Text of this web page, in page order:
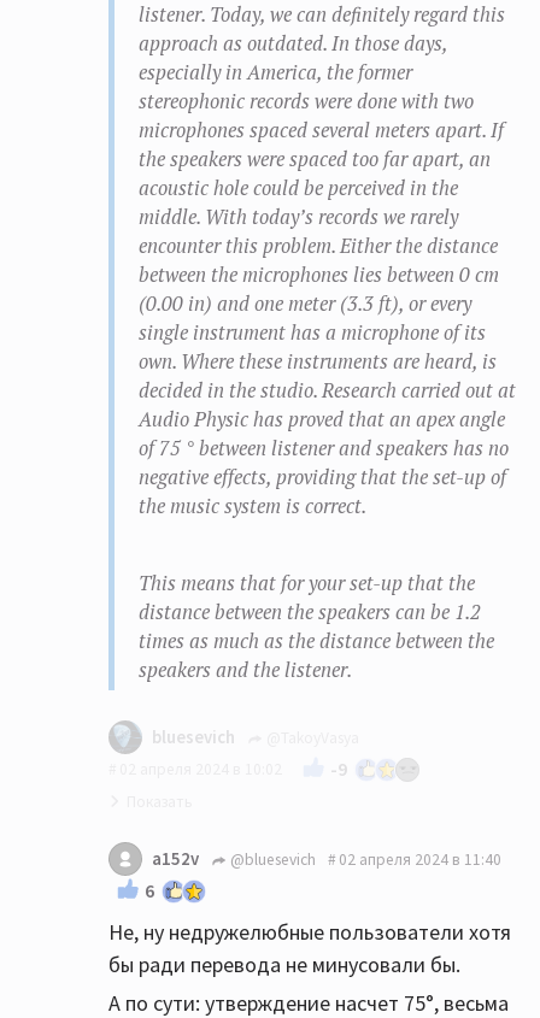
listener. Today, we can definitely regard this
approach as outdated. In those days,
especially in America, the former
stereophonic records were done with two
microphones spaced several meters apart. If
the speakers were spaced too far apart, an
acoustic hole could be perceived in the
middle. With today’s records we rarely
encounter this problem. Either the distance
between the microphones lies between 0 cm
(0.00 in) and one meter (3.3 ft), or every
single instrument has a microphone of its
own. Where these instruments are heard, is
decided in the studio. Research carried out at
Audio Physic has proved that an apex angle
of 75 ° between listener and speakers has no
negative effects, providing that the set-up of
the music system is correct.
This means that for your set-up that the
distance between the speakers can be 1.2
times as much as the distance between the
speakers and the listener.
bluesevich
-9
Не все пользователи здесь в адеквате.
И не все владеют аглицким:))
Наконец, мы подошли к вопросу о том, как
правильно определить расстояние между
динамиками. На заре стереофонии
a152v @bluesevich 02 апреля 2024 в 11:40
6
Не, ну недружелюбные пользователи хотя
бы ради перевода не минусовали бы.
А по сути: утверждение насчет 75°, весьма